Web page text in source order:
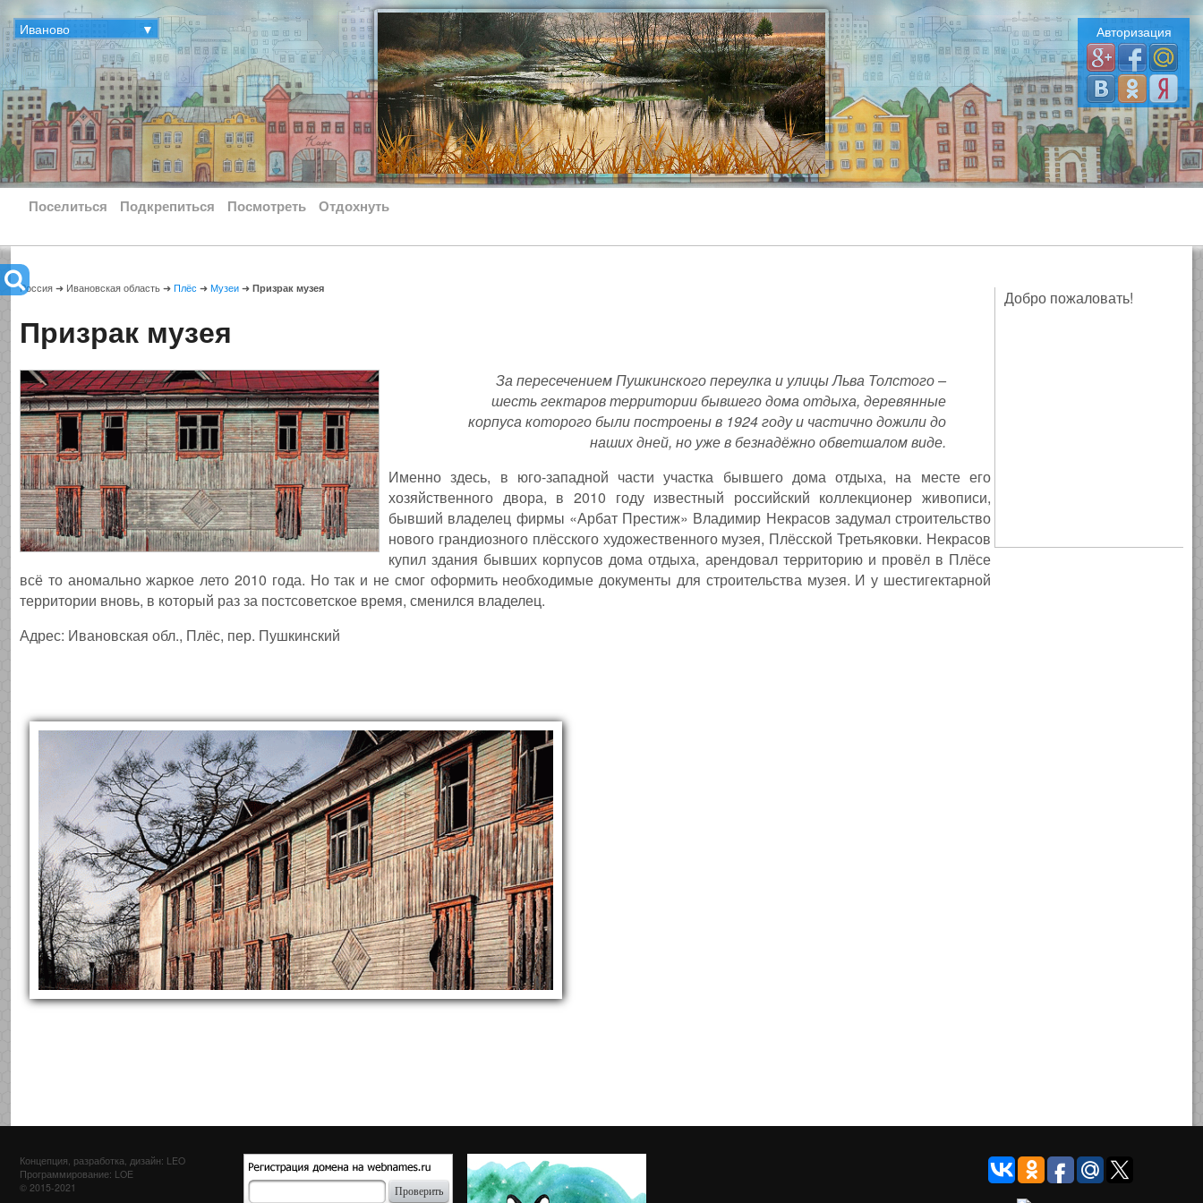
Иваново ▼ Авторизация
Поселиться Подкрепиться Посмотреть Отдохнуть
Добро пожаловать!
Россия ➜ Ивановская область ➜ Плёс ➜ Музеи ➜ Призрак музея
Призрак музея
За пересечением Пушкинского переулка и улицы Льва Толстого –
шесть гектаров территории бывшего дома отдыха, деревянные
корпуса которого были построены в 1924 году и частично дожили до
наших дней, но уже в безнадёжно обветшалом виде.
Именно здесь, в юго-западной части участка бывшего дома отдыха, на месте его
хозяйственного двора, в 2010 году известный российский коллекционер живописи,
бывший владелец фирмы «Арбат Престиж» Владимир Некрасов задумал строительство
нового грандиозного плёсского художественного музея, Плёсской Третьяковки. Некрасов
купил здания бывших корпусов дома отдыха, арендовал территорию и провёл в Плёсе
всё то аномально жаркое лето 2010 года. Но так и не смог оформить необходимые документы для строительства музея. И у шестигектарной
территории вновь, в который раз за постсоветское время, сменился владелец.
Адрес: Ивановская обл., Плёс, пер. Пушкинский
Концепция, разработка, дизайн: LEO
Программирование: LOE
© 2015-2021